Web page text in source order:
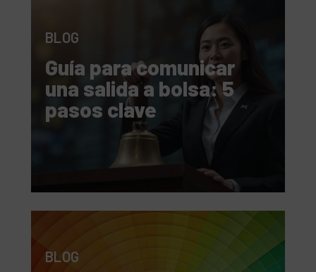
BLOG
Guía para comunicar
una salida a bolsa: 5
pasos clave
BLOG